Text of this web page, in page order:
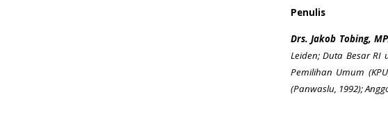
Penulis
Drs. Jakob Tobing,
Leiden; Duta Besar RI
Pemilihan Umum
(Panwaslu, 1992);